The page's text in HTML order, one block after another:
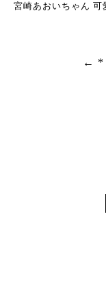
宮崎あおいちゃん 可
← *